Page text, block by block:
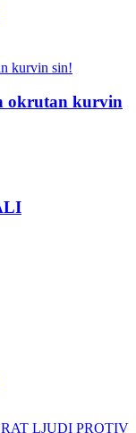
okrutan kurvin